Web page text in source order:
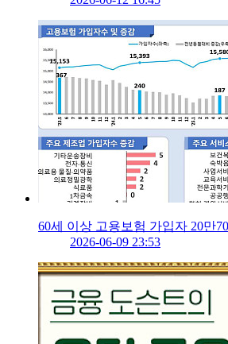
60세 이상 고용보험 가입자 20만
2026-06-09 23:53